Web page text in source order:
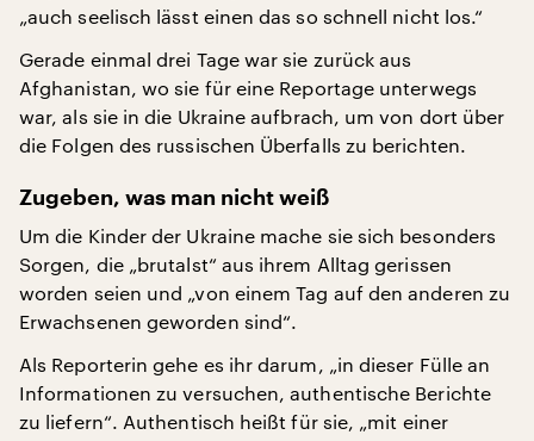
„auch seelisch lässt einen das so schnell nicht los.“
Gerade einmal drei Tage war sie zurück aus
Afghanistan, wo sie für eine Reportage unterwegs
war, als sie in die Ukraine aufbrach, um von dort über
die Folgen des russischen Überfalls zu berichten.
Zugeben, was man nicht weiß
Um die Kinder der Ukraine mache sie sich besonders
Sorgen, die „brutalst“ aus ihrem Alltag gerissen
worden seien und „von einem Tag auf den anderen zu
Erwachsenen geworden sind“.
Als Reporterin gehe es ihr darum, „in dieser Fülle an
Informationen zu versuchen, authentische Berichte
zu liefern“. Authentisch heißt für sie, „mit einer